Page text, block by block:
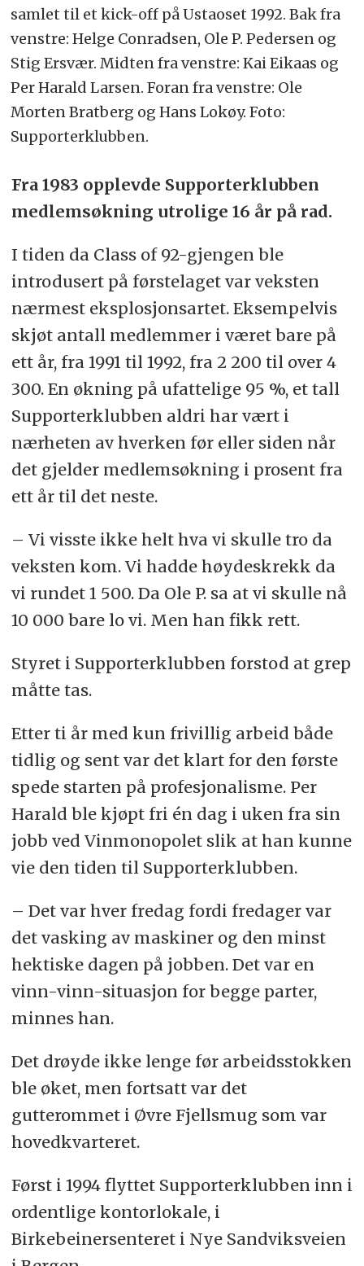
samlet til et kick-off på Ustaoset 1992. Bak fra
venstre: Helge Conradsen, Ole P. Pedersen og
Stig Ersvær. Midten fra venstre: Kai Eikaas og
Per Harald Larsen. Foran fra venstre: Ole
Morten Bratberg og Hans Lokøy. Foto:
Supporterklubben.
Fra 1983 opplevde Supporterklubben
medlemsøkning utrolige 16 år på rad.
I tiden da Class of 92-gjengen ble
introdusert på førstelaget var veksten
nærmest eksplosjonsartet. Eksempelvis
skjøt antall medlemmer i været bare på
ett år, fra 1991 til 1992, fra 2 200 til over 4
300. En økning på ufattelige 95 %, et tall
Supporterklubben aldri har vært i
nærheten av hverken før eller siden når
det gjelder medlemsøkning i prosent fra
ett år til det neste.
– Vi visste ikke helt hva vi skulle tro da
veksten kom. Vi hadde høydeskrekk da
vi rundet 1 500. Da Ole P. sa at vi skulle nå
10 000 bare lo vi. Men han fikk rett.
Styret i Supporterklubben forstod at grep
måtte tas.
Etter ti år med kun frivillig arbeid både
tidlig og sent var det klart for den første
spede starten på profesjonalisme. Per
Harald ble kjøpt fri én dag i uken fra sin
jobb ved Vinmonopolet slik at han kunne
vie den tiden til Supporterklubben.
– Det var hver fredag fordi fredager var
det vasking av maskiner og den minst
hektiske dagen på jobben. Det var en
vinn-vinn-situasjon for begge parter,
minnes han.
Det drøyde ikke lenge før arbeidsstokken
ble øket, men fortsatt var det
gutterommet i Øvre Fjellsmug som var
hovedkvarteret.
Først i 1994 flyttet Supporterklubben inn i
ordentlige kontorlokale, i
Birkebeinersenteret i Nye Sandviksveien